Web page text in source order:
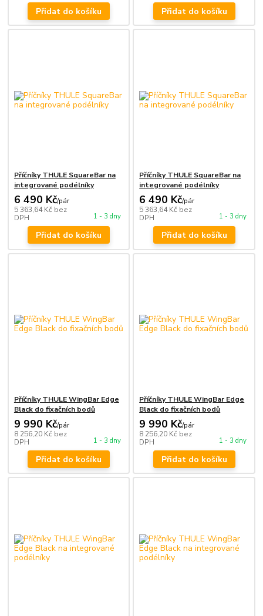
Přidat do košíku Přidat do košíku
Příčníky THULE SquareBar na
integrované podélníky
6 490 Kč/pár
5 363,64 Kč bez
DPH
1 - 3 dny
Přidat do košíku
Příčníky THULE SquareBar na
integrované podélníky
6 490 Kč/pár
5 363,64 Kč bez
DPH
1 - 3 dny
Přidat do košíku
Příčníky THULE WingBar Edge
Black do fixačních bodů
9 990 Kč/pár
8 256,20 Kč bez
DPH
1 - 3 dny
Přidat do košíku
Příčníky THULE WingBar Edge
Black do fixačních bodů
9 990 Kč/pár
8 256,20 Kč bez
DPH
1 - 3 dny
Přidat do košíku